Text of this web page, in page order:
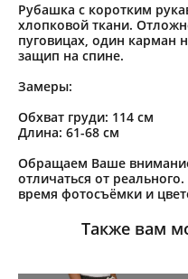
Рубашка с коротким
хлопковой ткани.
пуговицах, один карман
защип на спине.
Замеры:
Обхват груди: 114 см
Длина: 61-68 см
Обращаем Ваше
отличаться от
время фотосъёмки и
Также вам